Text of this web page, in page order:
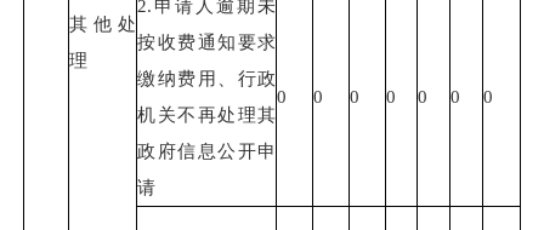
其他处
理
2.申请人逾期未
按收费通知要求
缴纳费用、行政
机关不再处理其
政府信息公开申
请
0 0 0 0 0 0 0